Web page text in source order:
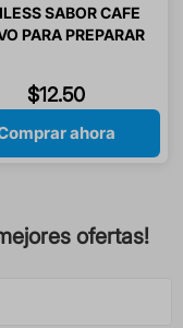
SABOR CAFE
PARA PREPARAR
$12.50
ahora
ofertas!